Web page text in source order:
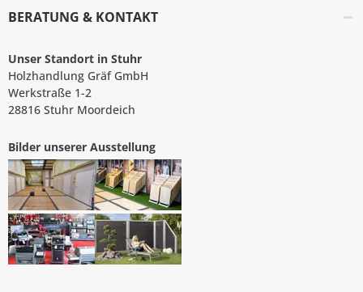
BERATUNG & KONTAKT
Unser Standort in Stuhr
Holzhandlung Gräf GmbH
Werkstraße 1-2
28816 Stuhr Moordeich
Bilder unserer Ausstellung